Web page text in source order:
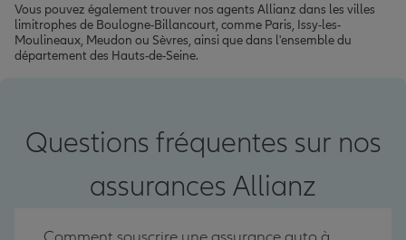
Vous pouvez également trouver nos agents Allianz dans les villes
limitrophes de Boulogne-Billancourt, comme Paris, Issy-les-
Moulineaux, Meudon ou Sèvres, ainsi que dans l'ensemble du
département des Hauts-de-Seine.
Questions fréquentes sur nos
assurances Allianz